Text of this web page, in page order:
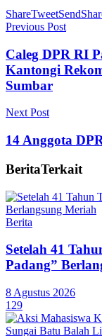
ShareTweetSend
Previous Post
Caleg DPR RI
Kantongi
Sumbar
Next Post
14 Anggota
BeritaTerkait
Berita
Setelah 41
Padang”
8 Agustus 2026
129